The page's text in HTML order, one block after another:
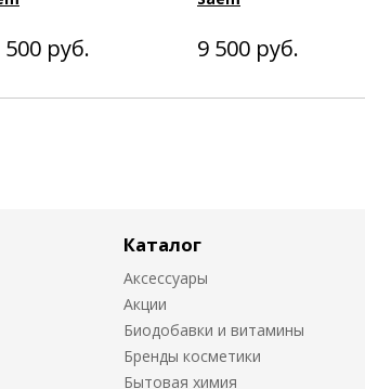
500 руб. 9 500 руб.
Каталог
Аксессуары
Акции
Биодобавки и витамины
Бренды косметики
Бытовая химия